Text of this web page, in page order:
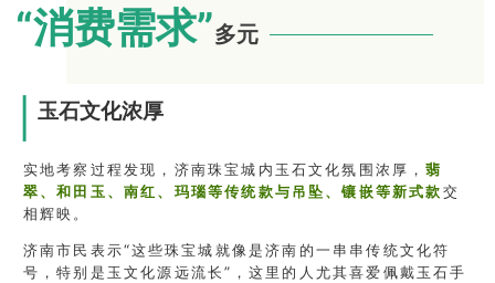
“消费需求”多元
玉石文化浓厚
实地考察过程发现，济南珠宝城内玉石文化氛围浓厚，翡
翠、和田玉、南红、玛瑙等传统款与吊坠、镶嵌等新式款交
相辉映。
济南市民表示“这些珠宝城就像是济南的一串串传统文化符
号，特别是玉文化源远流长”，这里的人尤其喜爱佩戴玉石手